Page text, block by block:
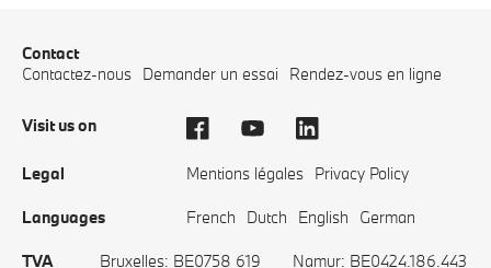
Contact
Contactez-nous Demander un essai Rendez-vous en ligne
Visit us on
Legal Mentions légales Privacy Policy
Languages French Dutch English German
TVA Bruxelles: BE0758 619 Namur: BE0424.186.443